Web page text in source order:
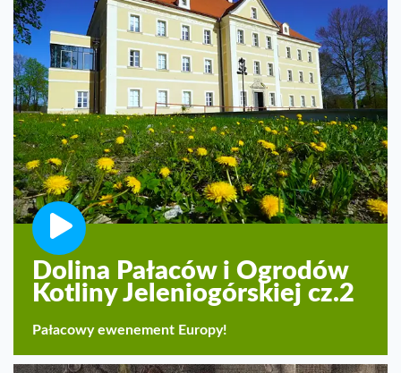
Dolina Pałaców i Ogrodów
Kotliny Jeleniogórskiej cz.2
Pałacowy ewenement Europy!